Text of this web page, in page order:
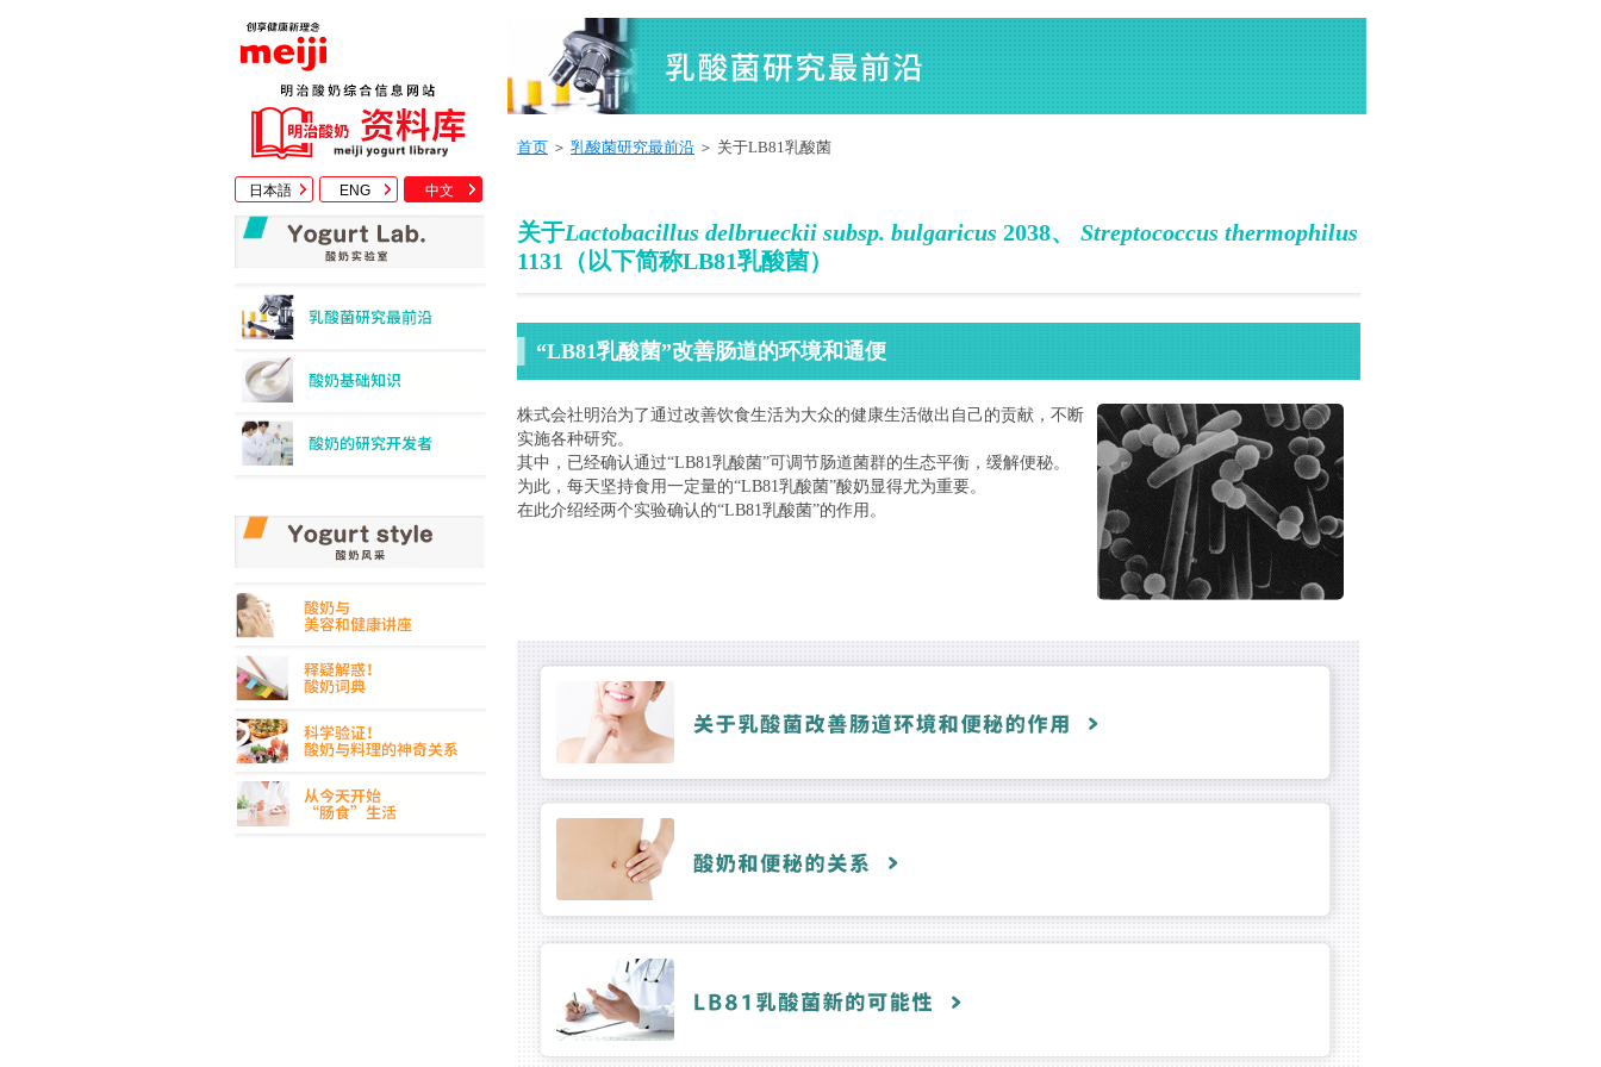
日本語 ENG 中文
首页 ＞ 乳酸菌研究最前沿 ＞ 关于LB81乳酸菌
关于Lactobacillus delbrueckii subsp. bulgaricus 2038、 Streptococcus thermophilus
1131（以下简称LB81乳酸菌）
“LB81乳酸菌”改善肠道的环境和通便
株式会社明治为了通过改善饮食生活为大众的健康生活做出自己的贡献，不断
实施各种研究。
其中，已经确认通过“LB81乳酸菌”可调节肠道菌群的生态平衡，缓解便秘。
为此，每天坚持食用一定量的“LB81乳酸菌”酸奶显得尤为重要。
在此介绍经两个实验确认的“LB81乳酸菌”的作用。